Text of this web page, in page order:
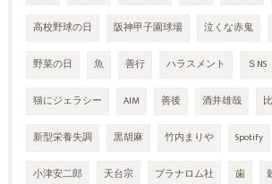
高校野球の日 阪神甲子園球場 泣くな赤鬼
野菜の日 魚 善行 ハラスメント ＳNS
猫にジェラシー AIM 善後 酒井雄哉
新型栄養失調 黒胡麻 竹内まりや Spotify
小津安二郎 天台宗 プラナロム社 歯